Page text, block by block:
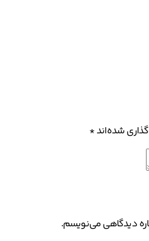
شده‌اند*
دیدگاهی می‌نویسم.